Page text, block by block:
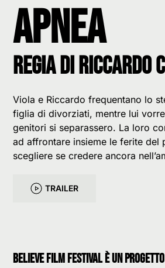
Apnea
Regia di Riccardo
Viola e Riccardo frequentano lo
figlia di divorziati, mentre lui
genitori si separassero. La loro
ad affrontare insieme le ferite del
scegliere se credere ancora
TRAILER
believe film festival è un